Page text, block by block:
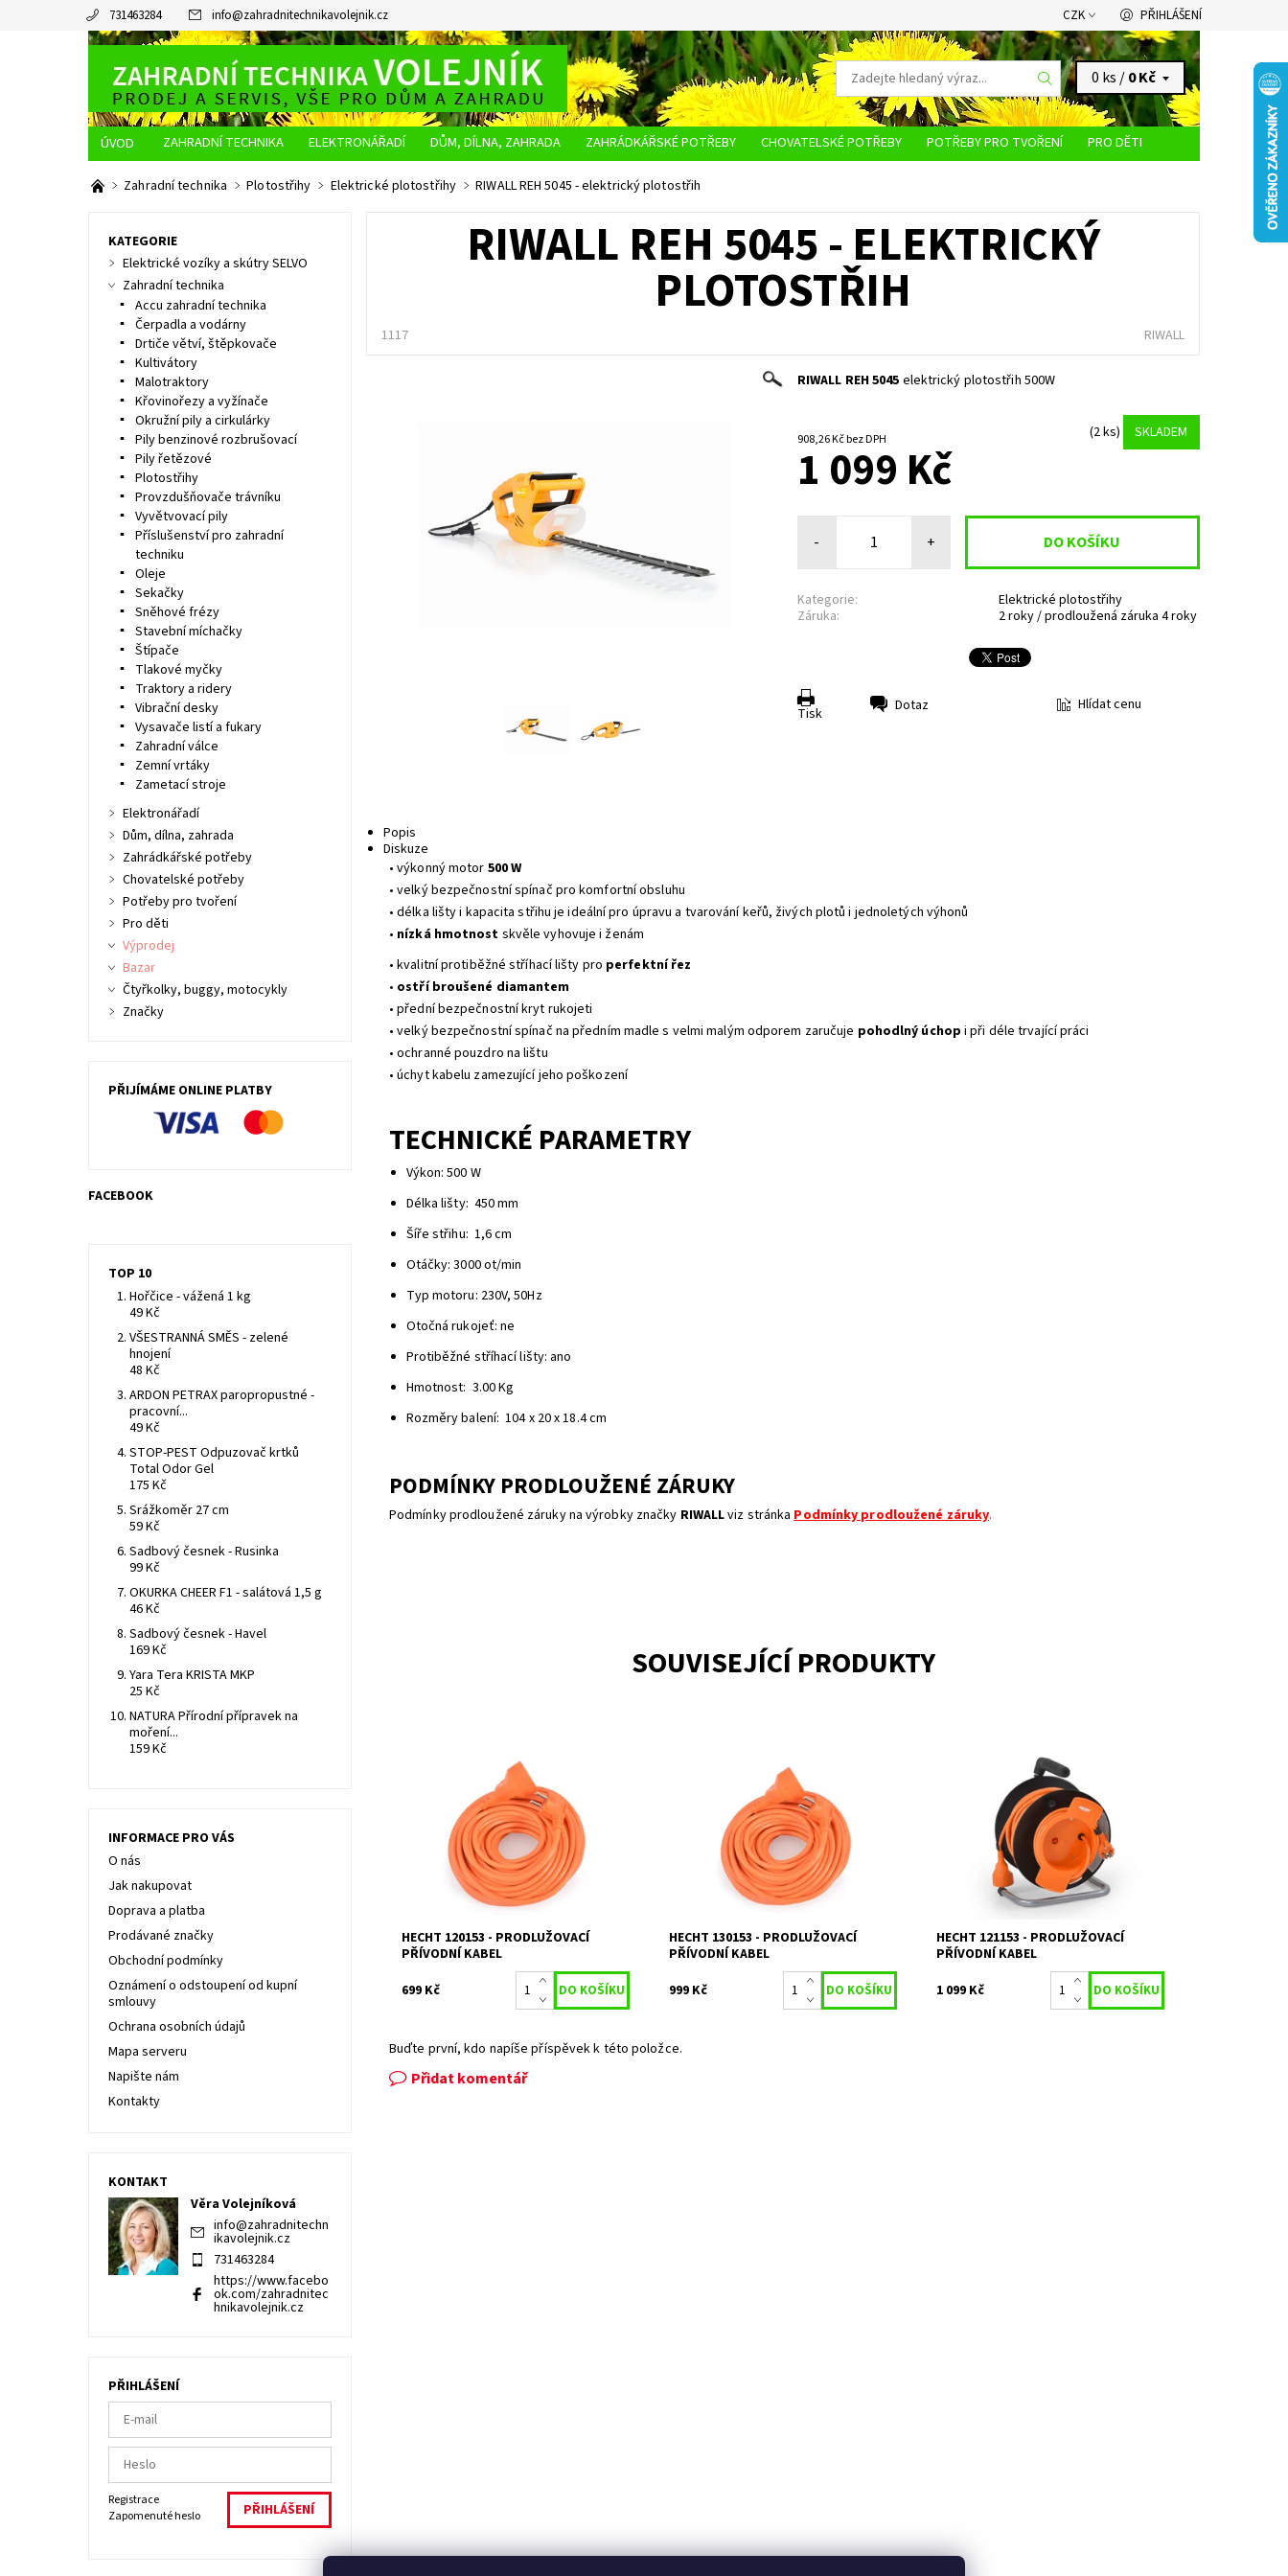
731463284 info@zahradnitechnikavolejnik.cz CZK PŘIHLÁŠENÍ
0 ks /0 Kč
ZAHRADNÍ TECHNIKA ELEKTRONÁŘADÍ DŮM, DÍLNA, ZAHRADA ZAHRÁDKÁŘSKÉ POTŘEBY CHOVATELSKÉ POTŘEBY POTŘEBY PRO TVOŘENÍ
PRO DĚTI
O NÁS
JAK NAKUPOVAT DOPRAVA A PLATBA OBCHODNÍ PODMÍNKY OCHRANA OSOBNÍCH ÚDAJŮ
Zahradní technika Plotostřihy Elektrické plotostřihy RIWALL REH 5045 - elektrický plotostřih
RIWALL REH 5045 - ELEKTRICKÝ
PLOTOSTŘIH
1117 RIWALL
RIWALL REH 5045 elektrický plotostřih 500W
908,26 Kč bez DPH (2 ks) SKLADEM
1 099 Kč
- +
Kategorie:
Elektrické plotostřihy
Záruka:
2 roky / prodloužená záruka 4 roky
Tisk Dotaz Hlídat cenu
Popis
Diskuze
• výkonný motor 500 W
• velký bezpečnostní spínač pro komfortní obsluhu
• délka lišty i kapacita střihu je ideální pro úpravu a tvarování keřů, živých plotů i jednoletých výhonů
• nízká hmotnost skvěle vyhovuje i ženám
• kvalitní protiběžné stříhací lišty pro perfektní řez
• ostří broušené diamantem
• přední bezpečnostní kryt rukojeti
• velký bezpečnostní spínač na předním madle s velmi malým odporem zaručuje pohodlný úchop i při déle trvající práci
• ochranné pouzdro na lištu
• úchyt kabelu zamezující jeho poškození
TECHNICKÉ PARAMETRY
Výkon: 500 W
Délka lišty: 450 mm
Šíře střihu: 1,6 cm
Otáčky: 3000 ot/min
Typ motoru: 230V, 50Hz
Otočná rukojeť: ne
Protiběžné stříhací lišty: ano
Hmotnost: 3.00 Kg
Rozměry balení: 104 x 20 x 18.4 cm
PODMÍNKY PRODLOUŽENÉ ZÁRUKY
Podmínky prodloužené záruky na výrobky značky RIWALLviz stránkaPodmínky prodloužené záruky.
SOUVISEJÍCÍ PRODUKTY
Prodlužovací kabel 20 m. Průřez vodiče
Dostupnost:
Skladem 1
1750
HECHT
2 roky
HECHT 120153 - PRODLUŽOVACÍ
PŘÍVODNÍ KABEL
699 Kč
Prodlužovací kabel 30 m. Průřez vodiče
Dostupnost:
Skladem 1
1756
HECHT
2 roky
HECHT 130153 - PRODLUŽOVACÍ
PŘÍVODNÍ KABEL
999 Kč
Prodlužovací kabel na cívce 20 m.
Průřez vodiče 3 x 1,5 mm
Dostupnost:
Momentálně
nedostupné
1762
HECHT
2 roky
HECHT 121153 - PRODLUŽOVACÍ
PŘÍVODNÍ KABEL
1 099 Kč
Buďte první, kdo napíše příspěvek k této položce.
Přidat komentář
KATEGORIE
Elektrické vozíky a skútry SELVO
Zahradní technika
Accu zahradní technika
Čerpadla a vodárny
Drtiče větví, štěpkovače
Kultivátory
Malotraktory
Křovinořezy a vyžínače
Okružní pily a cirkulárky
Pily benzinové rozbrušovací
Pily řetězové
Plotostřihy
Provzdušňovače trávníku
Vyvětvovací pily
Příslušenství pro zahradní
techniku
Oleje
Sekačky
Sněhové frézy
Stavební míchačky
Štípače
Tlakové myčky
Traktory a ridery
Vibrační desky
Vysavače listí a fukary
Zahradní válce
Zemní vrtáky
Zametací stroje
Elektronářadí
Dům, dílna, zahrada
Zahrádkářské potřeby
Chovatelské potřeby
Potřeby pro tvoření
Pro děti
Výprodej
Bazar
Čtyřkolky, buggy, motocykly
Značky
PŘIJÍMÁME ONLINE PLATBY
FACEBOOK
TOP 10
Hořčice - vážená 1 kg
49 Kč
VŠESTRANNÁ SMĚS - zelené
hnojení
48 Kč
ARDON PETRAX paropropustné -
pracovní...
49 Kč
STOP-PEST Odpuzovač krtků
Total Odor Gel
175 Kč
Srážkoměr 27 cm
59 Kč
Sadbový česnek - Rusinka
99 Kč
OKURKA CHEER F1 - salátová 1,5 g
46 Kč
Sadbový česnek - Havel
169 Kč
Yara Tera KRISTA MKP
25 Kč
NATURA Přírodní přípravek na
moření...
159 Kč
INFORMACE PRO VÁS
O nás
Jak nakupovat
Doprava a platba
Prodávané značky
Obchodní podmínky
Oznámení o odstoupení od kupní
smlouvy
Ochrana osobních údajů
Mapa serveru
Napište nám
Kontakty
KONTAKT
Věra Volejníková
info@zahradnitechn
ikavolejnik.cz
731463284
https://www.facebo
ok.com/zahradnitec
hnikavolejnik.cz
PŘIHLÁŠENÍ
Registrace
Zapomenuté heslo